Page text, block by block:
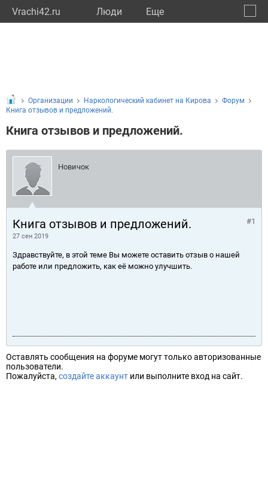
Vrachi42.ru Люди Eще
Организации Наркологический кабинет на Кирова
Форум
Книга отзывов и предложений.
Книга отзывов и предложений.
Новичок
Книга отзывов и предложений.
27 сен 2019
#1
Здравствуйте, в этой теме Вы можете оставить отзыв о нашей
работе или предложить, как её можно улучшить.
Оставлять сообщения на форуме могут только авторизованные
пользователи.
Пожалуйста, создайте аккаунт или выполните вход на сайт.